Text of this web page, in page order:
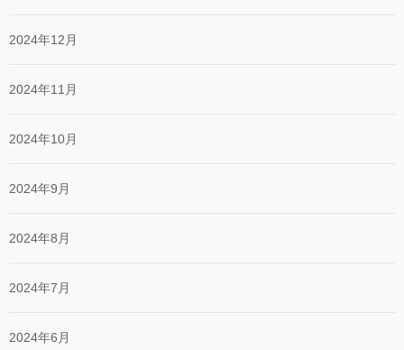
2024年12月
2024年11月
2024年10月
2024年9月
2024年8月
2024年7月
2024年6月